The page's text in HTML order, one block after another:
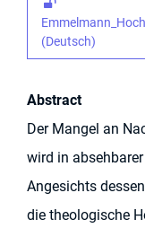
(Deutsch)
Abstract
Der Mangel an
wird in
Angesichts
die theologische